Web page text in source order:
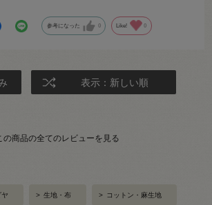
参考になった 0 Like! 0
表示：新しい順
の商品の全てのレビューを見る
> 生地・布 > コットン・麻生地